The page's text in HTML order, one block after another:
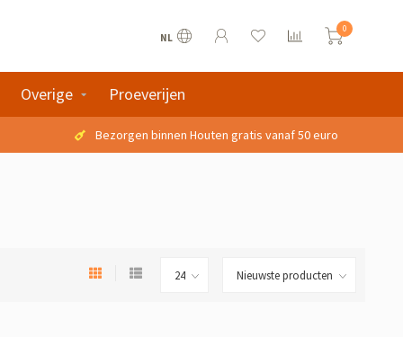
NL
0
Overige Proeverijen
Bezorgen binnen Houten gratis vanaf 50 euro